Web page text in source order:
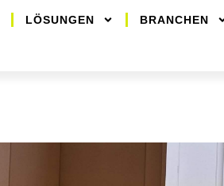
LÖSUNGEN BRANCHEN